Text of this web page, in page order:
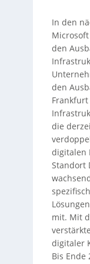
In den
den
den
die
digitalen
Standort
mit. Mit
digitaler
Bis Ende